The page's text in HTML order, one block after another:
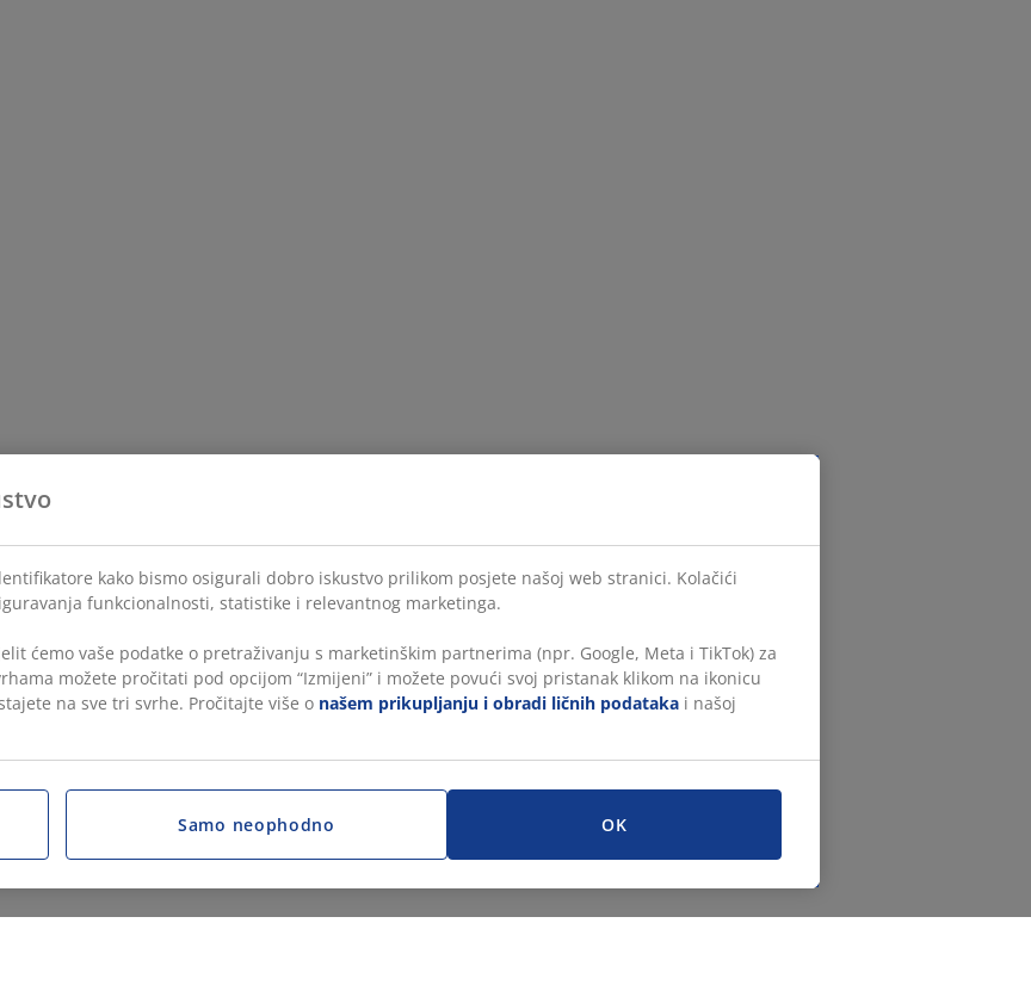
kako bismo osigurali dobro iskustvo prilikom posjete našoj web stranici. Kolačići
funkcionalnosti, statistike i relevantnog marketinga.
ćemo vaše podatke o pretraživanju s marketinškim partnerima (npr. Google, Meta i TikTok) za
možete pročitati pod opcijom “Izmijeni” i možete povući svoj pristanak klikom na ikonicu
na sve tri svrhe. Pročitajte više o našem prikupljanju i obradi ličnih podataka i našoj
OK
Samo neophodno